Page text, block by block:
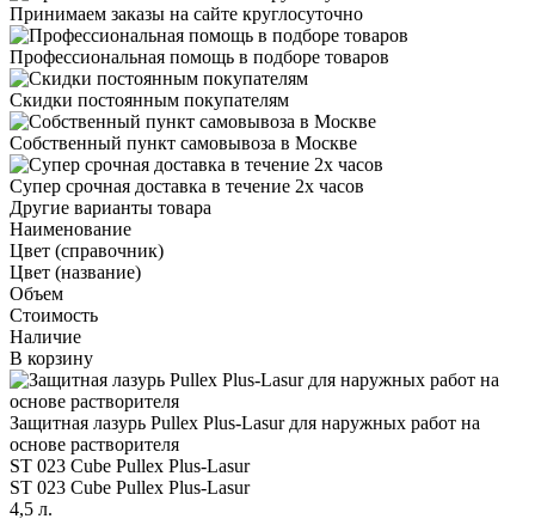
Принимаем заказы на сайте круглосуточно
Профессиональная помощь в подборе товаров
Скидки постоянным покупателям
Собственный пункт самовывоза в Москве
Супер срочная доставка в течение 2х часов
Другие варианты товара
Наименование
Цвет (справочник)
Цвет (название)
Объем
Стоимость
Наличие
В корзину
Защитная лазурь Pullex Plus-Lasur для наружных работ на
основе растворителя
ST 023 Cube Pullex Plus-Lasur
ST 023 Cube Pullex Plus-Lasur
4,5 л.